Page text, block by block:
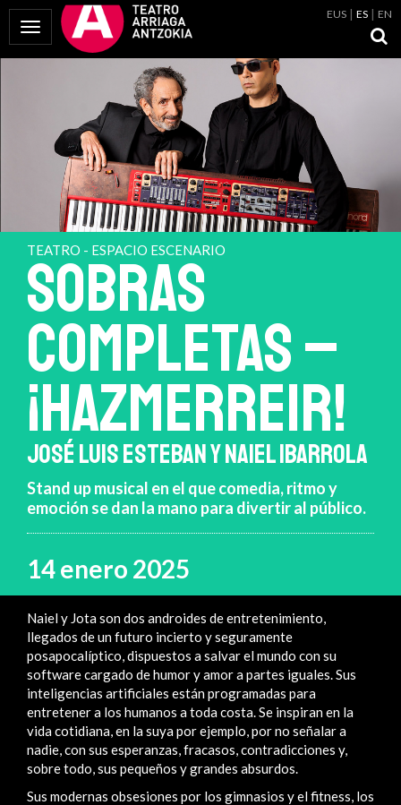
Mostrar Menú
EUS ES EN
TEATRO - ESPACIO ESCENARIO
SOBRAS
COMPLETAS –
¡HAZMERREIR!
JOSÉ LUIS ESTEBAN Y NAIEL IBARROLA
Stand up musical en el que comedia, ritmo y
emoción se dan la mano para divertir al público.
14 enero 2025
Naiel y Jota son dos androides de entretenimiento,
llegados de un futuro incierto y seguramente
posapocalíptico, dispuestos a salvar el mundo con su
software cargado de humor y amor a partes iguales. Sus
inteligencias artificiales están programadas para
entretener a los humanos a toda costa. Se inspiran en la
vida cotidiana, en la suya por ejemplo, por no señalar a
nadie, con sus esperanzas, fracasos, contradicciones y,
sobre todo, sus pequeños y grandes absurdos.
Sus modernas obsesiones por los gimnasios y el fitness, los